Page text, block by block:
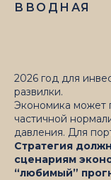
ВВОДНАЯ
2026 год для
развилки.
Экономика может
частичной
давления. Для
Стратегия
сценариям
“любимый”